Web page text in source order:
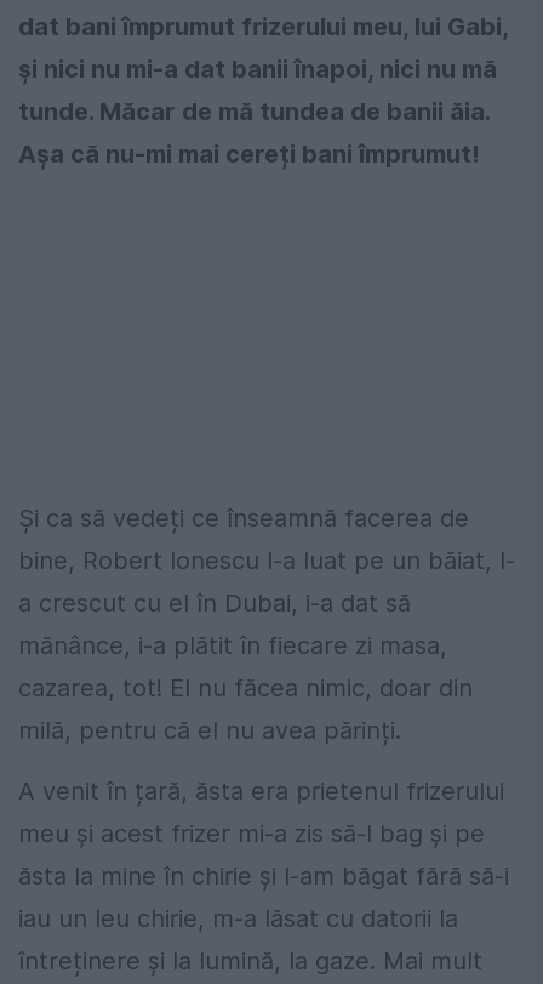
dat bani împrumut frizerului meu, lui Gabi,
și nici nu mi-a dat banii înapoi, nici nu mă
tunde. Măcar de mă tundea de banii ăia.
Așa că nu-mi mai cereți bani împrumut!
Și ca să vedeți ce înseamnă facerea de
bine, Robert Ionescu l-a luat pe un băiat, l-
a crescut cu el în Dubai, i-a dat să
mănânce, i-a plătit în fiecare zi masa,
cazarea, tot! El nu făcea nimic, doar din
milă, pentru că el nu avea părinți.
A venit în țară, ăsta era prietenul frizerului
meu și acest frizer mi-a zis să-l bag și pe
ăsta la mine în chirie și l-am băgat fără să-i
iau un leu chirie, m-a lăsat cu datorii la
întreținere și la lumină, la gaze. Mai mult